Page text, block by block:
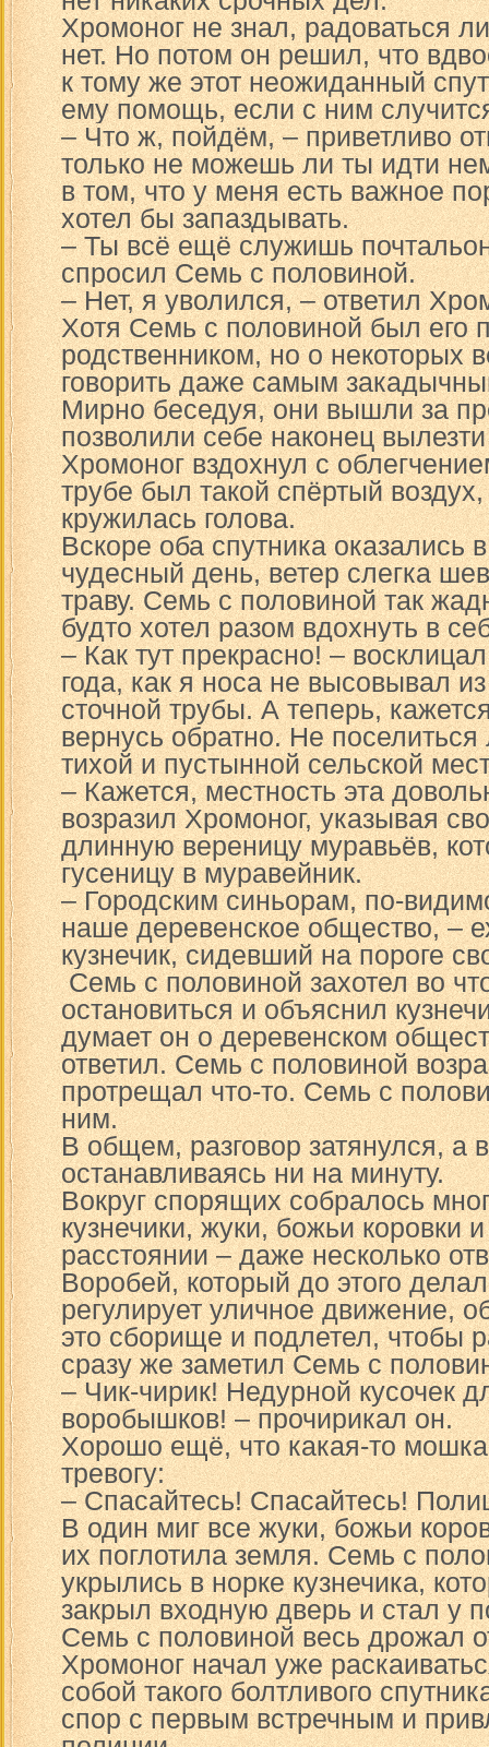
Хромоног не знал, радоваться
нет. Но потом он решил, что
к тому же этот неожиданный
ему помощь, если с ним
– Что ж, пойдём, – приветливо
только не можешь ли ты идти
в том, что у меня есть важное
хотел бы запаздывать.
– Ты всё ещё служишь
спросил Семь с половиной.
– Нет, я уволился, – ответил
Хотя Семь с половиной был его
родственником, но о некоторых
говорить даже самым
Мирно беседуя, они вышли за
позволили себе наконец
Хромоног вздохнул с
трубе был такой спёртый воздух,
кружилась голова.
Вскоре оба спутника оказались
чудесный день, ветер слегка
траву. Семь с половиной так
будто хотел разом вдохнуть в
– Как тут прекрасно! –
года, как я носа не высовывал
сточной трубы. А теперь,
вернусь обратно. Не
тихой и пустынной сельской
– Кажется, местность эта
возразил Хромоног, указывая
длинную вереницу муравьёв,
гусеницу в муравейник.
– Городским синьорам, по-
наше деревенское общество, –
кузнечик, сидевший на пороге
Семь с половиной захотел во
остановиться и объяснил
думает он о деревенском
ответил. Семь с половиной
протрещал что-то. Семь с
ним.
В общем, разговор затянулся, а
останавливаясь ни на минуту.
Вокруг спорящих собралось
кузнечики, жуки, божьи коровки
расстоянии – даже несколько
Воробей, который до этого
регулирует уличное движение,
это сборище и подлетел, чтобы
сразу же заметил Семь с
– Чик-чирик! Недурной кусочек
воробышков! – прочирикал он.
Хорошо ещё, что какая-то
тревогу:
– Спасайтесь! Спасайтесь!
В один миг все жуки, божьи
их поглотила земля. Семь с
укрылись в норке кузнечика,
закрыл входную дверь и стал у
Семь с половиной весь дрожал
Хромоног начал уже
собой такого болтливого
спор с первым встречным и